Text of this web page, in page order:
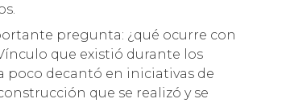
pregunta: ¿qué ocurre con
que existió durante los
poco decantó en iniciativas de
que se realizó y se